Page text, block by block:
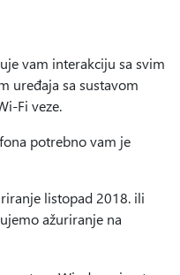
vam interakciju sa svim
uređaja sa sustavom
Fi veze.
potrebno vam je
listopad 2018. ili
ažuriranje na